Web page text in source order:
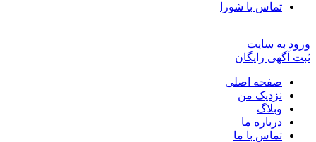
تماس با شورا
ورود به سایت
ثبت آگهی رایگان
صفحه اصلی
نزدیک من
وبلاگ
درباره ما
تماس با ما